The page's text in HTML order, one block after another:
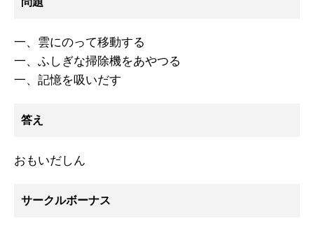
一、雲にのって移動する
一、ふしぎな掃除機をあやつる
一、記憶を吸いだす
答え
おもいだしん
サークルボーナス